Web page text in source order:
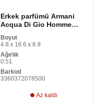
Erkek parfümü Armani
Acqua Di Gio Homme
Boyut
4.8 x 16.6 x 8.9
Ağırlık
0.51
Barkod
3360372078500
Az kaldı